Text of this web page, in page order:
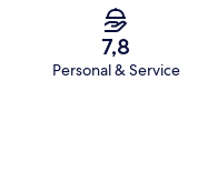
7,8
Personal & Service